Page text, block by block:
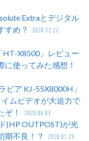
Extraとデジタル
すめ？
2020.12.22
HT-X8500」レビュー
使ってみた感想！
ビア KJ-55X8000H」
ムビデオが大迫力で
ぞ！
2020.06.03
(HP OUTPOST)が光
期不良！？
2020.01.29